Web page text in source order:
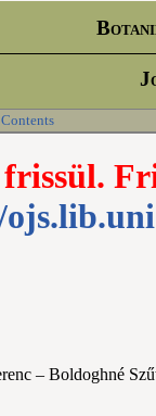
Contents
– Boldoghné